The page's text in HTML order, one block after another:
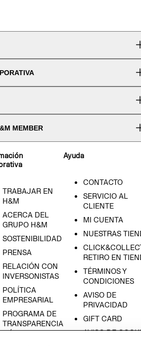
MEMBER
TRABAJAR EN
H&M
ACERCA DEL
GRUPO H&M
SOSTENIBILIDAD
PRENSA
RELACIÓN CON
INVERSONISTAS
POLÍTICA
EMPRESARIAL
PROGRAMA DE
TRANSPARENCIA
Y ÉTICA
Ayuda
CONTACTO
SERVICIO AL
CLIENTE
MI CUENTA
NUESTRAS
RETIRO EN
TÉRMINOS Y
CONDICIONES
AVISO DE
PRIVACIDAD
GIFT CARD
AVISO DE